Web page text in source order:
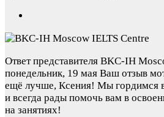
Ответ представителя BKC-IH
понедельник, 19 мая Ваш отзыв
ещё лучше, Ксения! Мы гордимся
и всегда рады помочь вам в
на занятиях!